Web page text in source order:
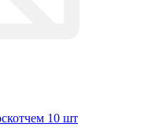
10 шт